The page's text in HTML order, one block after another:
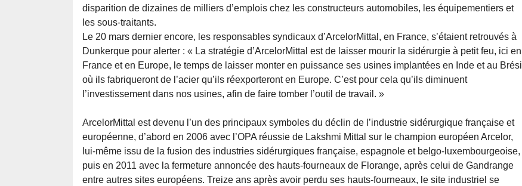
disparition de dizaines de milliers d’emplois chez les constructeurs automobiles, les équipementiers et
les sous-traitants.
Le 20 mars dernier encore, les responsables syndicaux d’ArcelorMittal, en France, s’étaient retrouvés à
Dunkerque pour alerter : « La stratégie d’ArcelorMittal est de laisser mourir la sidérurgie à petit feu, ici en
France et en Europe, le temps de laisser monter en puissance ses usines implantées en Inde et au Brésil
où ils fabriqueront de l’acier qu’ils réexporteront en Europe. C’est pour cela qu’ils diminuent
l’investissement dans nos usines, afin de faire tomber l’outil de travail. »
ArcelorMittal est devenu l’un des principaux symboles du déclin de l’industrie sidérurgique française et
européenne, d’abord en 2006 avec l’OPA réussie de Lakshmi Mittal sur le champion européen Arcelor,
lui-même issu de la fusion des industries sidérurgiques française, espagnole et belgo-luxembourgeoise,
puis en 2011 avec la fermeture annoncée des hauts-fourneaux de Florange, après celui de Gandrange
entre autres sites européens. Treize ans après avoir perdu ses hauts-fourneaux, le site industriel se